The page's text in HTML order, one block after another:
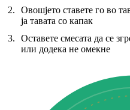
Овошјето ставете го во
ја тавата со капак
Оставете смесата да се
или додека не омекне